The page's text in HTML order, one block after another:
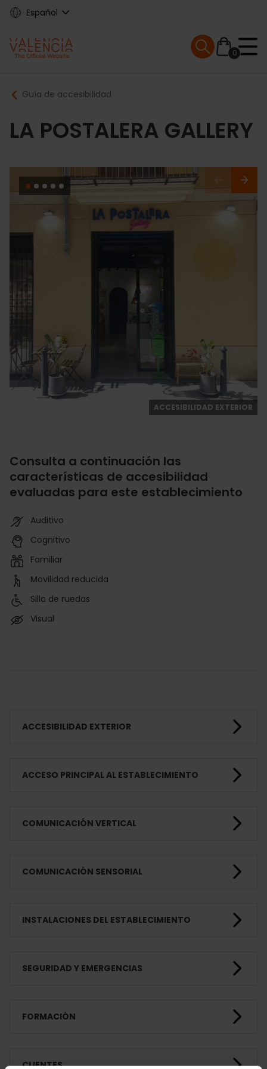
Skip
content
Español
Main
navigation
0
Mobile menu
Breadcrumb
Guía de accesibilidad
LA POSTALERA GALLERY
ACCESIBILIDAD EXTERIOR
Consulta a continuación las
características de accesibilidad
evaluadas para este establecimiento
Auditivo
Cognitivo
Familiar
Movilidad reducida
Silla de ruedas
Visual
ACCESIBILIDAD EXTERIOR
ACCESO PRINCIPAL AL ESTABLECIMIENTO
COMUNICACIÓN VERTICAL
COMUNICACIÓN SENSORIAL
INSTALACIONES DEL ESTABLECIMIENTO
SEGURIDAD Y EMERGENCIAS
FORMACIÓN
CLIENTES